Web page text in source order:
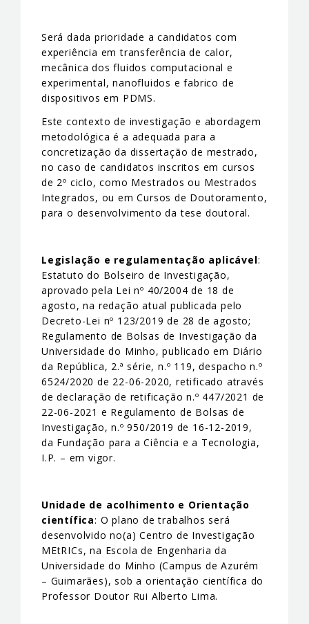
Será dada prioridade a candidatos com
experiência em transferência de calor,
mecânica dos fluidos computacional e
experimental, nanofluidos e fabrico de
dispositivos em PDMS.
Este contexto de investigação e abordagem
metodológica é a adequada para a
concretização da dissertação de mestrado,
no caso de candidatos inscritos em cursos
de 2º ciclo, como Mestrados ou Mestrados
Integrados, ou em Cursos de Doutoramento,
para o desenvolvimento da tese doutoral.
Legislação e regulamentação aplicável:
Estatuto do Bolseiro de Investigação,
aprovado pela Lei nº 40/2004 de 18 de
agosto, na redação atual publicada pelo
Decreto-Lei nº 123/2019 de 28 de agosto;
Regulamento de Bolsas de Investigação da
Universidade do Minho, publicado em Diário
da República, 2.ª série, n.º 119, despacho n.º
6524/2020 de 22-06-2020, retificado através
de declaração de retificação n.º 447/2021 de
22-06-2021 e Regulamento de Bolsas de
Investigação, n.º 950/2019 de 16-12-2019,
da Fundação para a Ciência e a Tecnologia,
I.P. – em vigor.
Unidade de acolhimento e Orientação
científica: O plano de trabalhos será
desenvolvido no(a) Centro de Investigação
MEtRICs, na Escola de Engenharia da
Universidade do Minho (Campus de Azurém
– Guimarães), sob a orientação científica do
Professor Doutor Rui Alberto Lima.